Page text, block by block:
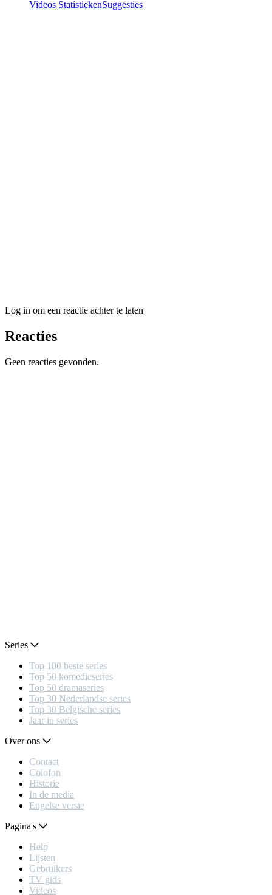
Videos StatistiekenSuggesties
Log in om een reactie achter te laten
Reacties
Geen reacties gevonden.
Series
Top 100 beste series
Top 50 komedieseries
Top 50 dramaseries
Top 30 Nederlandse series
Top 30 Belgische series
Jaar in series
Over ons
Contact
Colofon
Historie
In de media
Engelse versie
Pagina's
Help
Lijsten
Gebruikers
TV gids
Videos